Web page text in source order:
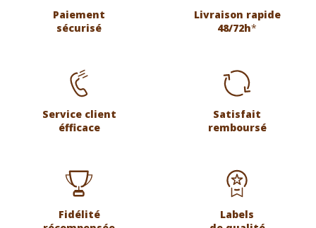
Paiement
sécurisé
Livraison rapide
48/72h*
Service client
éfficace
Satisfait
remboursé
Fidélité
Labels